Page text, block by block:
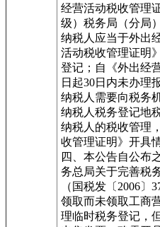
经营活动税收管理
级）税务局（分局
纳税人应当于外出
活动税收管理证明
登记；自《外出经
日起30日内未办理
纳税人需要向税务
纳税人税务登记地
纳税人的税收管理
收管理证明》开具
四、本公告自公布
务总局关于完善税
（国税发〔2006〕
领取而未领取工商
理临时税务登记，